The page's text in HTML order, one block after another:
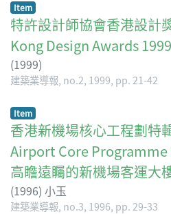
Item
特許設計師協會香港設計
Kong Design Awards 1999
(1999)
建築業導報, no.2, 1999, pp. 21-42
Item
香港新機場核心工程劃特
Airport Core
高瞻遠矚的新機場客運大
(1996) 小玉
建築業導報, no.3, 1996, pp. 29-33